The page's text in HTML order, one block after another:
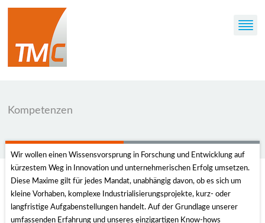
Kompetenzen
Wir wollen einen Wissensvorsprung in Forschung und Entwicklung auf
kürzestem Weg in Innovation und unternehmerischen Erfolg umsetzen.
Diese Maxime gilt für jedes Mandat, unabhängig davon, ob es sich um
kleine Vorhaben, komplexe Industrialisierungsprojekte, kurz- oder
langfristige Aufgabenstellungen handelt. Auf der Grundlage unserer
umfassenden Erfahrung und unseres einzigartigen Know-hows